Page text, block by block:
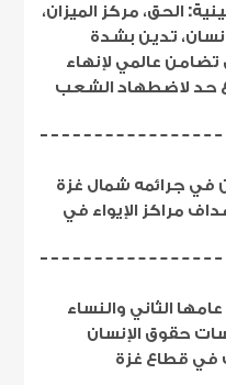
الحق، مركز الميزان،
تدين بشدة
تضامن عالمي لإنهاء
حد لاضطهاد الشعب
في جرائمه شمال غزة
مراكز الإيواء في
الثاني والنساء
حقوق الإنسان
في قطاع غزة